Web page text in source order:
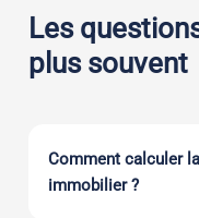
Les
plus souvent
Comment calculer
immobilier ?